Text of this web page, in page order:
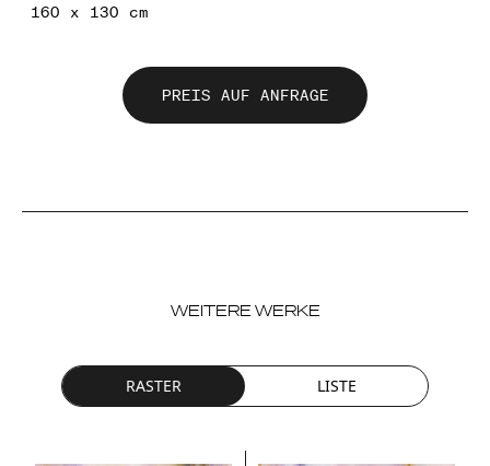
160 x 130 cm
PREIS AUF ANFRAGE
WEITERE WERKE
RASTER LISTE